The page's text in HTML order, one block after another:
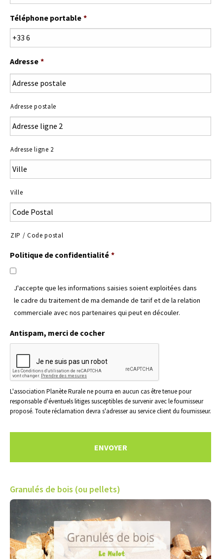
Téléphone portable *
Adresse *
Adresse postale
Adresse ligne 2
Ville
ZIP / Code postal
Politique de confidentialité *
J'accepte que les informations saisies soient exploitées dans
le cadre du traitement de ma demande de tarif et de la relation
commerciale avec nos partenaires qui peut en découler.
Antispam, merci de cocher
L'association Planète Rurale ne pourra en aucun cas être tenue pour
responsable d'éventuels litiges susceptibles de survenir avec le fournisseur
proposé. Toute réclamation devra s'adresser au service client du fournisseur.
Granulés de bois (ou pellets)